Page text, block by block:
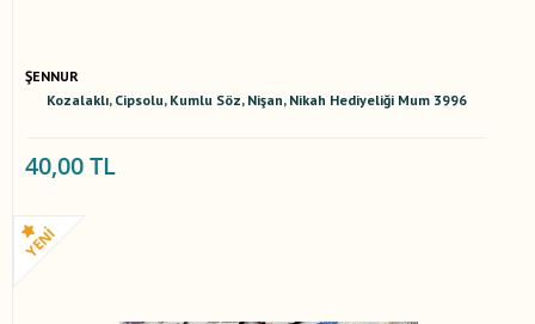
ŞENNUR
Kozalaklı, Cipsolu, Kumlu Söz, Nişan, Nikah Hediyeliği Mum 3996
40,00 TL